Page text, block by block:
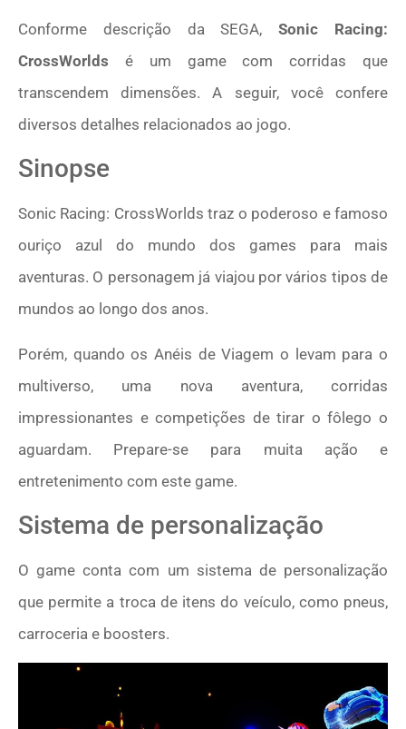
Conforme descrição da SEGA,Sonic Racing:
CrossWorlds é um game com corridas que
transcendem dimensões. A seguir, você confere
diversos detalhes relacionados ao jogo.
Sinopse
Sonic Racing: CrossWorlds traz o poderoso e famoso
ouriço azul do mundo dos games para mais
aventuras. O personagem já viajou por vários tipos de
mundos ao longo dos anos.
Porém, quando os Anéis de Viagem o levam para o
multiverso, uma nova aventura, corridas
impressionantes e competições de tirar o fôlego o
aguardam. Prepare-se para muita ação e
entretenimento com este game.
Sistema de personalização
O game conta com um sistema de personalização
que permite a troca de itens do veículo, como pneus,
carroceria e boosters.